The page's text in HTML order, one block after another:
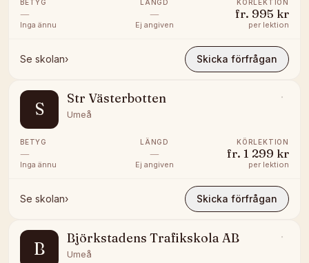
BETYG
—
Inga ännu
LÄNGD
—
Ej angiven
KÖRLEKTION
fr. 995 kr
per lektion
Se skolan› Skicka förfrågan
S
Str Västerbotten
Umeå
BETYG
—
Inga ännu
LÄNGD
—
Ej angiven
KÖRLEKTION
fr. 1 299 kr
per lektion
Se skolan› Skicka förfrågan
B
Björkstadens Trafikskola AB
Umeå